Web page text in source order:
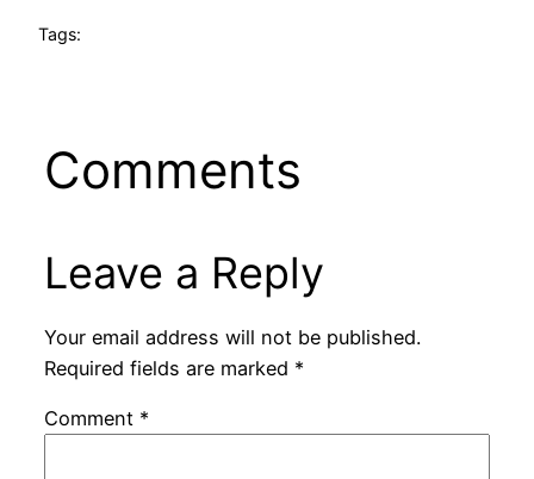
Tags:
Comments
Leave a Reply
Your email address will not be published.
Required fields are marked *
Comment *